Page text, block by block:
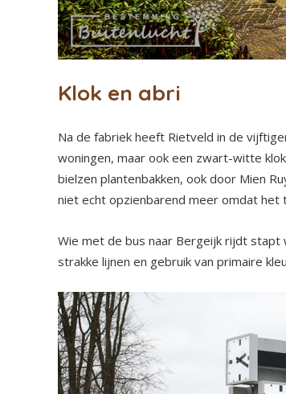
Klok en abri
Na de fabriek heeft Rietveld in de
woningen, maar ook een zwart-witte
bielzen plantenbakken, ook door Mien
niet echt opzienbarend meer omdat het
Wie met de bus naar Bergeijk rijdt stapt
strakke lijnen en gebruik van primaire